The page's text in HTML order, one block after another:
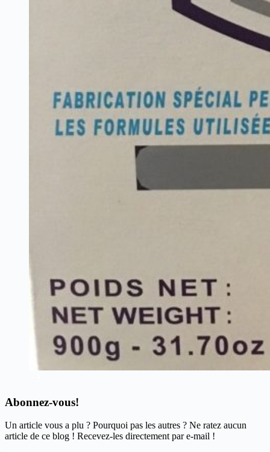
Abonnez-vous!
Un article vous a plu ? Pourquoi pas les autres ? Ne ratez aucun
article de ce blog ! Recevez-les directement par e-mail !